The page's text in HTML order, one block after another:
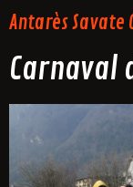
Antarès Savate
Présentation
Les cours
Média
Inscription
Carnaval